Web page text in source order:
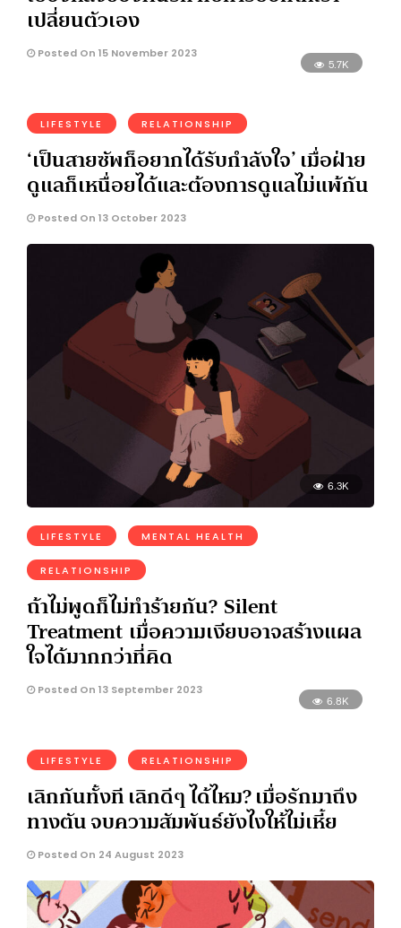
เปลี่ยนตัวเอง
Posted On 15 November 2023
5.7K
LIFESTYLE RELATIONSHIP
‘เป็นสายซัพก็อยากได้รับกำลังใจ’ เมื่อฝ่าย
ดูแลก็เหนื่อยได้และต้องการดูแลไม่แพ้กัน
Posted On 13 October 2023
6.3K
LIFESTYLE MENTAL HEALTH
RELATIONSHIP
ถ้าไม่พูดก็ไม่ทำร้ายกัน? Silent
Treatment เมื่อความเงียบอาจสร้างแผล
ใจได้มากกว่าที่คิด
Posted On 13 September 2023
6.8K
LIFESTYLE RELATIONSHIP
เลิกกันทั้งที เลิกดีๆ ได้ไหม? เมื่อรักมาถึง
ทางตัน จบความสัมพันธ์ยังไงให้ไม่เหี้ย
Posted On 24 August 2023